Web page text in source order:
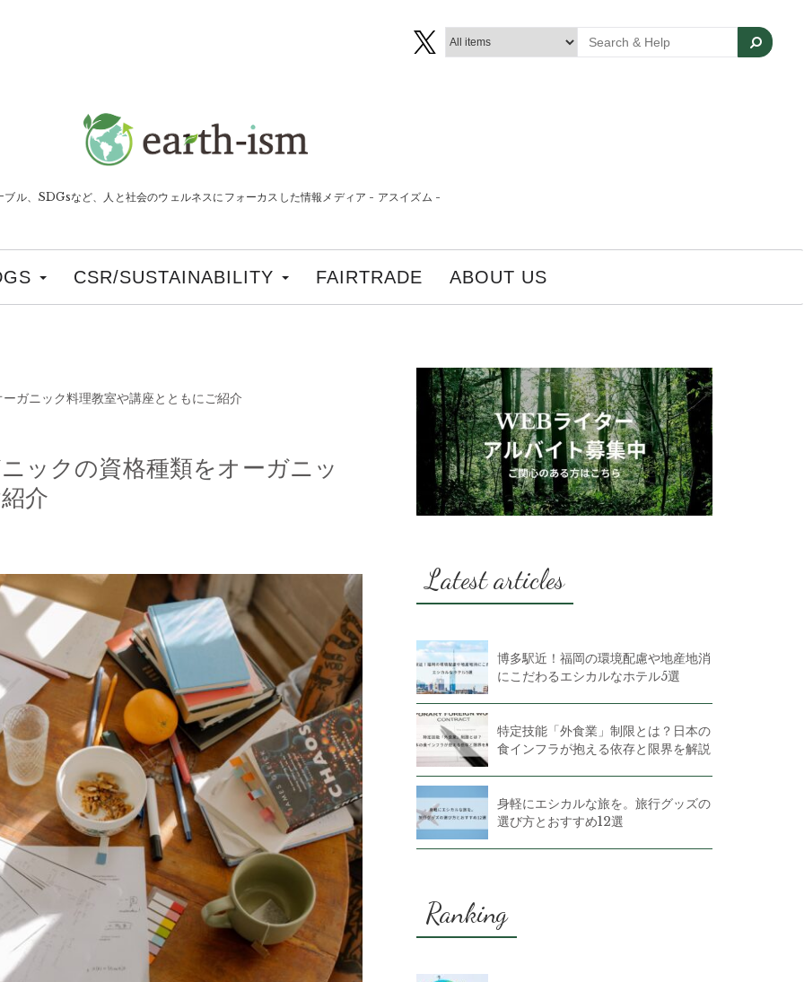
ブル、SDGsなど、人と社会のウェルネスにフォーカスした情報メディア - アスイズム -
CSR/SUSTAINABILITY FAIRTRADE ABOUT US
ガニック料理教室や講座とともにご紹介
ックの資格種類をオーガニッ
介
Latest articles
博多駅近！福岡の環境配慮や地産地消
にこだわるエシカルなホテル5選
特定技能「外食業」制限とは？日本の
食インフラが抱える依存と限界を解説
身軽にエシカルな旅を。旅行グッズの
選び方とおすすめ12選
Ranking